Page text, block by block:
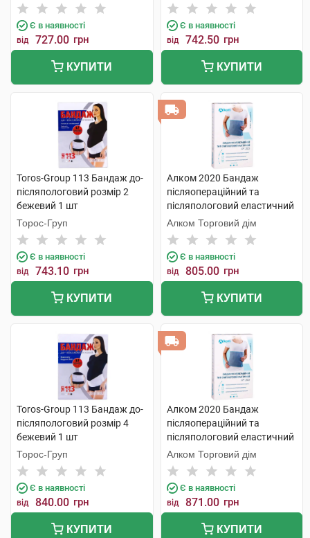
Є в наявності
від 727.00 грн
КУПИТИ
Є в наявності
від 742.50 грн
КУПИТИ
Toros-Group 113 Бандаж до-
післяпологовий розмір 2
бежевий 1 шт
Торос-Груп
Є в наявності
від 743.10 грн
КУПИТИ
Алком 2020 Бандаж
післяопераційний та
післяпологовий еластичний
розмір 7 1 шт
Алком Торговий дім
Є в наявності
від 805.00 грн
КУПИТИ
Toros-Group 113 Бандаж до-
післяпологовий розмір 4
бежевий 1 шт
Торос-Груп
Є в наявності
від 840.00 грн
КУПИТИ
Алком 2020 Бандаж
післяопераційний та
післяпологовий еластичний
розмір 8 1 шт
Алком Торговий дім
Є в наявності
від 871.00 грн
КУПИТИ